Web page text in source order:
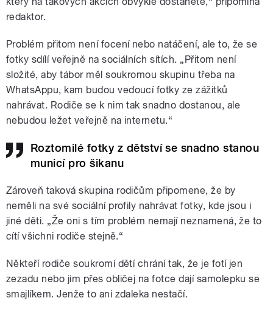
redaktor.
Problém přitom není focení nebo natáčení, ale to, že se
fotky sdílí veřejně na sociálních sítích. „Přitom není
složité, aby tábor měl soukromou skupinu třeba na
WhatsAppu, kam budou vedoucí fotky ze zážitků
nahrávat. Rodiče se k nim tak snadno dostanou, ale
nebudou ležet veřejně na internetu.“
Roztomilé fotky z dětství se snadno stanou
municí pro šikanu
Zároveň taková skupina rodičům připomene, že by
neměli na své sociální profily nahrávat fotky, kde jsou i
jiné děti. „Že oni s tím problém nemají neznamená, že to
cítí všichni rodiče stejně.“
Někteří rodiče soukromí dětí chrání tak, že je fotí jen
zezadu nebo jim přes obličej na fotce dají samolepku se
smajlíkem. Jenže to ani zdaleka nestačí.